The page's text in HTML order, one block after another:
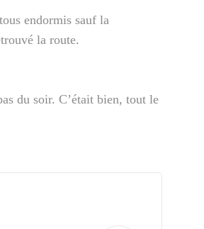
endormis sauf la
la route.
du soir. C’était bien, tout le